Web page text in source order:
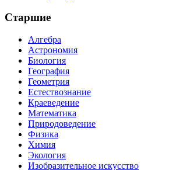
Старшие
Алгебра
Астрономия
Биология
География
Геометрия
Естествознание
Краеведение
Математика
Природоведение
Физика
Химия
Экология
Изобразительное искусство